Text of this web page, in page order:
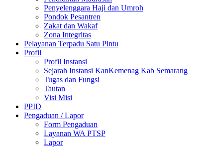
Penyelenggara Haji dan Umroh
Pondok Pesantren
Zakat dan Wakaf
Zona Integritas
Pelayanan Terpadu Satu Pintu
Profil
Profil Instansi
Sejarah Instansi KanKemenag Kab Semarang
Tugas dan Fungsi
Tautan
Visi Misi
PPID
Pengaduan / Lapor
Form Pengaduan
Layanan WA PTSP
Lapor